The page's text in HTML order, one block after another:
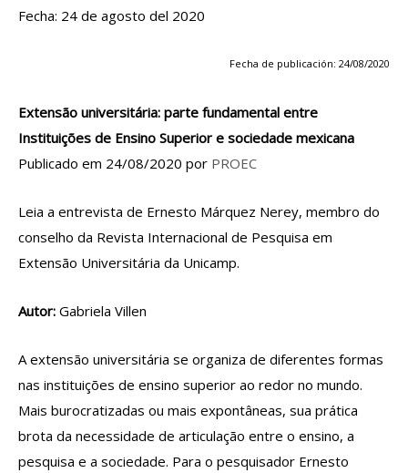
Fecha: 24 de agosto del 2020
Fecha de publicación: 24/08/2020
Extensão universitária: parte fundamental entre
Instituições de Ensino Superior e sociedade mexicana
Publicado em 24/08/2020 por PROEC
Leia a entrevista de Ernesto Márquez Nerey, membro do
conselho da Revista Internacional de Pesquisa em
Extensão Universitária da Unicamp.
Autor: Gabriela Villen
A extensão universitária se organiza de diferentes formas
nas instituições de ensino superior ao redor no mundo.
Mais burocratizadas ou mais expontâneas, sua prática
brota da necessidade de articulação entre o ensino, a
pesquisa e a sociedade. Para o pesquisador Ernesto